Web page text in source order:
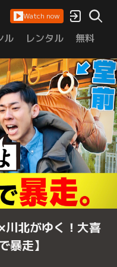
Watch now
ル レンタル 無料
川北がゆく！大喜
暴走】